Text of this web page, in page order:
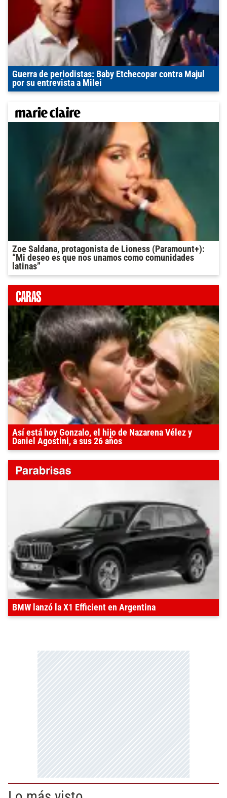
Guerra de periodistas: Baby Etchecopar contra Majul
por su entrevista a Milei
Zoe Saldana, protagonista de Lioness (Paramount+):
“Mi deseo es que nos unamos como comunidades
latinas”
Así está hoy Gonzalo, el hijo de Nazarena Vélez y
Daniel Agostini, a sus 26 años
BMW lanzó la X1 Efficient en Argentina